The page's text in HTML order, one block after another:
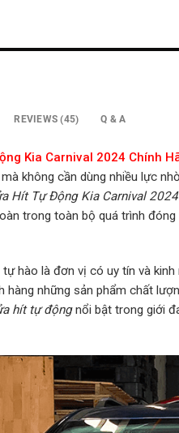
REVIEWS (45) Q & A
Kia Carnival 2024 Chính
không cần dùng nhiều lực
Hít Tự Động Kia Carnival
trong toàn bộ quá trình
hào là đơn vị có uy tín và
hàng những sản phẩm chất
hít tự độngnổi bật trong giới